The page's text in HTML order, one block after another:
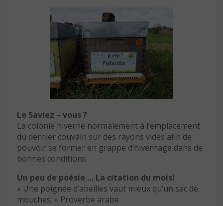
Le Saviez – vous ?
La colonie hiverne normalement à l’emplacement
du dernier couvain sur des rayons vides afin de
pouvoir se former en grappe d’hivernage dans de
bonnes conditions.
Un peu de poésie … La citation du mois!
« Une poignée d’abeilles vaut mieux qu’un sac de
mouches. » Proverbe arabe